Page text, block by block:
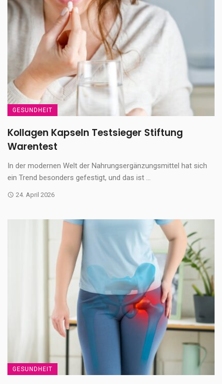
GESUNDHEIT
Kollagen Kapseln Testsieger Stiftung
Warentest
In der modernen Welt der Nahrungsergänzungsmittel hat sich
ein Trend besonders gefestigt, und das ist ...
24. April 2026
GESUNDHEIT